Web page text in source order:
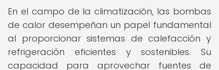
En el campo de la climatización, las bombas
de calor desempeñan un papel fundamental
al proporcionar sistemas de calefacción y
refrigeración eficientes y sostenibles. Su
capacidad para aprovechar fuentes de